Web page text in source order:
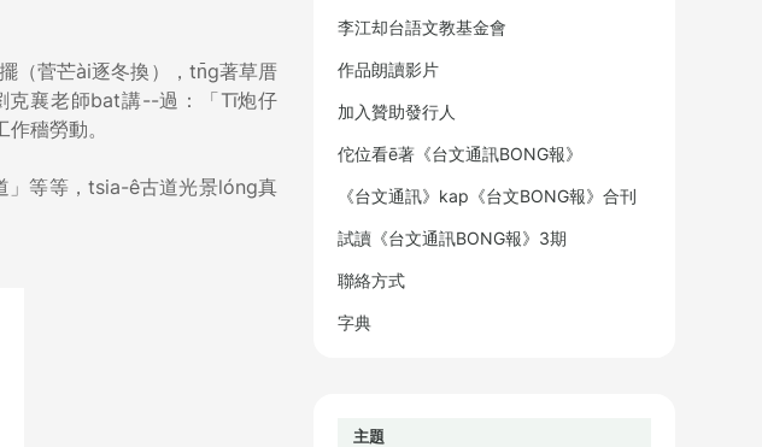
（菅芒ài逐冬換），tn̄g著草厝
襄老師bat講--過：「Tī炮仔
穡勞動。
」等等，tsia-ê古道光景lóng真
李江却台語文教基金會
作品朗讀影片
加入贊助發行人
佗位看ē著《台文通訊BONG報》
《台文通訊》kap《台文BONG報》合刊
試讀《台文通訊BONG報》3期
聯絡方式
字典
主題